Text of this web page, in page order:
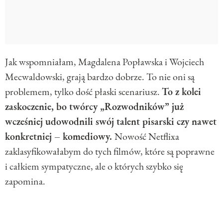
Jak wspomniałam, Magdalena Popławska i Wojciech
Mecwaldowski, grają bardzo dobrze. To nie oni są
problemem, tylko dość płaski scenariusz.To z kolei
zaskoczenie, bo twórcy „Rozwodników” już
wcześniej udowodnili swój talent pisarski czy nawet
konkretniej – komediowy. Nowość Netflixa
zaklasyfikowałabym do tych filmów, które są poprawne
i całkiem sympatyczne, ale o których szybko się
zapomina.